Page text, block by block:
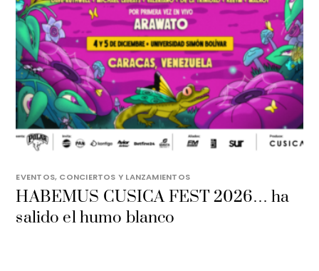
EVENTOS, CONCIERTOS Y LANZAMIENTOS
HABEMUS CUSICA FEST 2026… ha
salido el humo blanco